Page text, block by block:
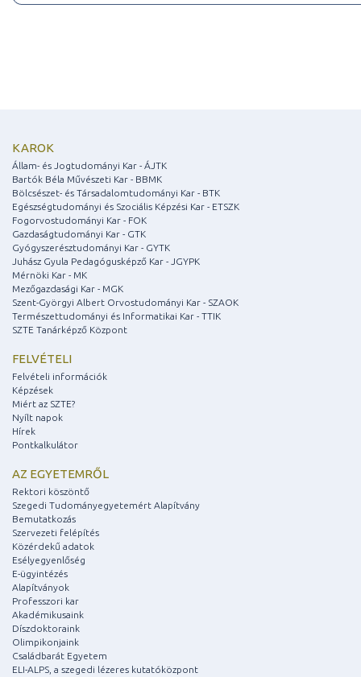
KAROK
Állam- és Jogtudományi Kar - ÁJTK
Bartók Béla Művészeti Kar - BBMK
Bölcsészet- és Társadalomtudományi Kar - BTK
Egészségtudományi és Szociális Képzési Kar - ETSZK
Fogorvostudományi Kar - FOK
Gazdaságtudományi Kar - GTK
Gyógyszerésztudományi Kar - GYTK
Juhász Gyula Pedagógusképző Kar - JGYPK
Mérnöki Kar - MK
Mezőgazdasági Kar - MGK
Szent-Györgyi Albert Orvostudományi Kar - SZAOK
Természettudományi és Informatikai Kar - TTIK
SZTE Tanárképző Központ
FELVÉTELI
Felvételi információk
Képzések
Miért az SZTE?
Nyílt napok
Hírek
Pontkalkulátor
AZ EGYETEMRŐL
Rektori köszöntő
Szegedi Tudományegyetemért Alapítvány
Bemutatkozás
Szervezeti felépítés
Közérdekű adatok
Esélyegyenlőség
E-ügyintézés
Alapítványok
Professzori kar
Akadémikusaink
Díszdoktoraink
Olimpikonjaink
Családbarát Egyetem
ELI-ALPS, a szegedi lézeres kutatóközpont